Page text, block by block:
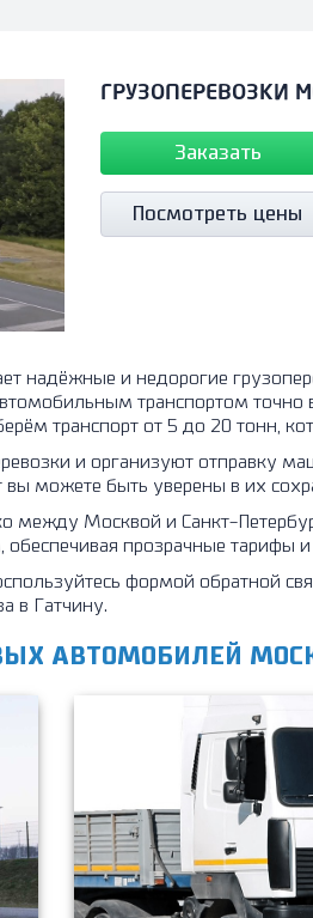
ГРУЗОПЕРЕВОЗКИ
Заказать
Посмотреть цены
и недорогие
транспортом
транспорт от 5 до 20 тонн,
и организуют
вы можете быть уверены в их
между Москвой и Санкт-
прозрачные тарифы и
формой обратной
в Гатчину.
АВТОМОБИЛЕЙ